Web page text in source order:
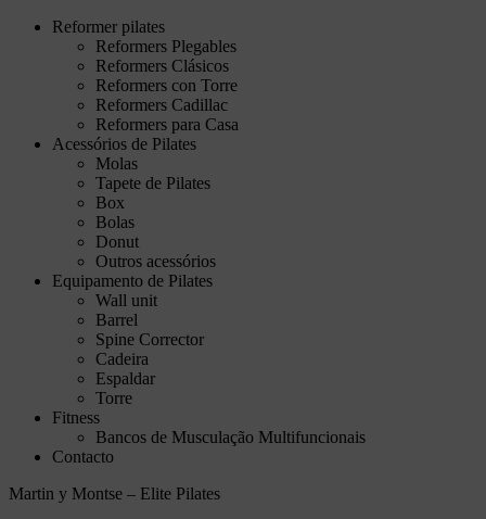
Reformer pilates
Reformers Plegables
Reformers Clásicos
Reformers con Torre
Reformers Cadillac
Reformers para Casa
Acessórios de Pilates
Molas
Tapete de Pilates
Box
Bolas
Donut
Outros acessórios
Equipamento de Pilates
Wall unit
Barrel
Spine Corrector
Cadeira
Espaldar
Torre
Fitness
Bancos de Musculação Multifuncionais
Contacto
Martin y Montse – Elite Pilates